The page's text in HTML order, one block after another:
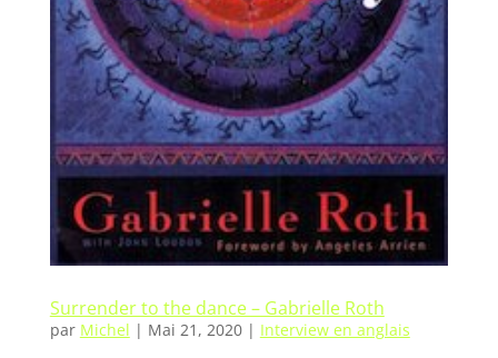
Surrender to the dance – Gabrielle Roth
par Michel | Mai 21, 2020| Interview en anglais